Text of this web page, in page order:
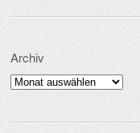
Archiv
Archiv